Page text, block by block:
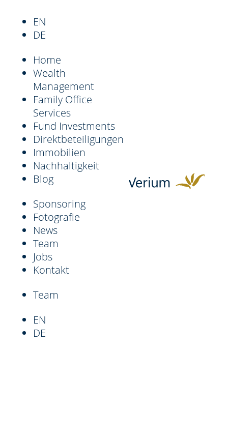
EN
DE
Home
Wealth
Management
Family Office
Services
Fund Investments
Direktbeteiligungen
Immobilien
Nachhaltigkeit
Blog
Sponsoring
Fotografie
News
Team
Jobs
Kontakt
Team
EN
DE